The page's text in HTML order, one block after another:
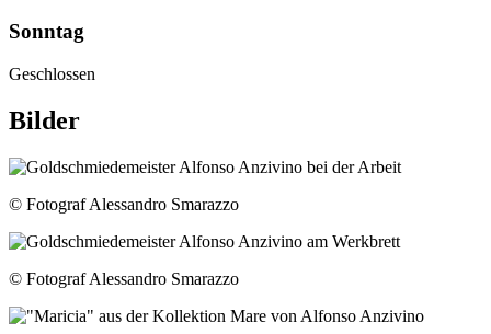
Sonntag
Geschlossen
Bilder
© Fotograf Alessandro Smarazzo
© Fotograf Alessandro Smarazzo